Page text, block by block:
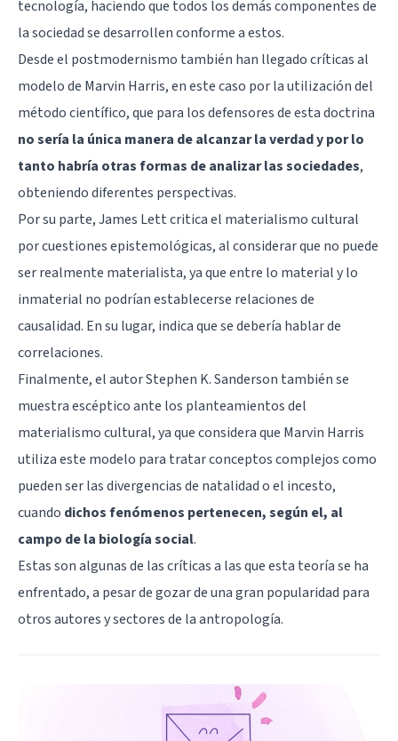
tecnología, haciendo que todos los demás componentes de
la sociedad se desarrollen conforme a estos.
Desde el postmodernismo también han llegado críticas al
modelo de Marvin Harris, en este caso por la utilización del
método científico, que para los defensores de esta doctrina
no sería la única manera de alcanzar la verdad y por lo
tanto habría otras formas de analizar las sociedades,
obteniendo diferentes perspectivas.
Por su parte, James Lett critica el materialismo cultural
por cuestiones epistemológicas, al considerar que no puede
ser realmente materialista, ya que entre lo material y lo
inmaterial no podrían establecerse relaciones de
causalidad. En su lugar, indica que se debería hablar de
correlaciones.
Finalmente, el autor Stephen K. Sanderson también se
muestra escéptico ante los planteamientos del
materialismo cultural, ya que considera que Marvin Harris
utiliza este modelo para tratar conceptos complejos como
pueden ser las divergencias de natalidad o el incesto,
cuando dichos fenómenos pertenecen, según el, al
campo de la biología social.
Estas son algunas de las críticas a las que esta teoría se ha
enfrentado, a pesar de gozar de una gran popularidad para
otros autores y sectores de la antropología.